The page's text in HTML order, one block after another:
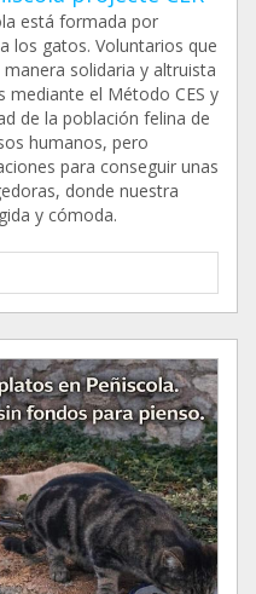
está formada por
los gatos. Voluntarios que
solidaria y altruista
mediante el Método CES y
de la población felina de
humanos, pero
para conseguir unas
donde nuestra
y cómoda.